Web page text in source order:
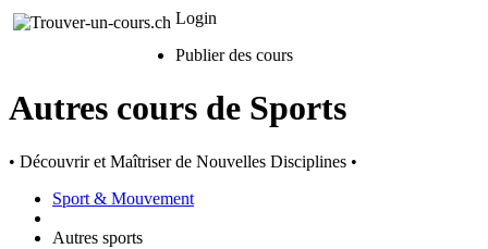
Login
Publier des cours
Autres cours de Sports
• Découvrir et Maîtriser de Nouvelles Disciplines •
Sport & Mouvement
Autres sports